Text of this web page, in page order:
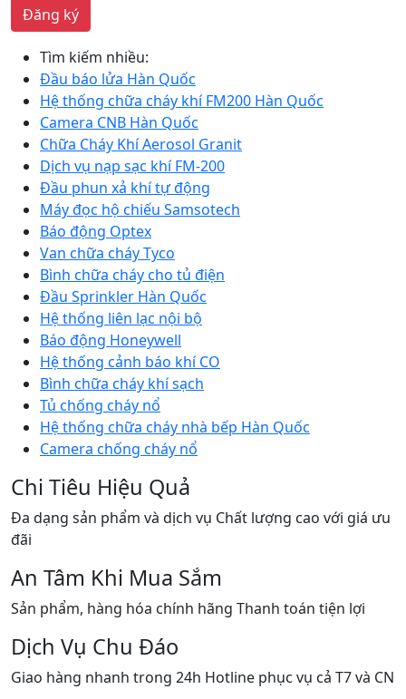
Đăng ký
Tìm kiếm nhiều:
Đầu báo lửa Hàn Quốc
Hệ thống chữa cháy khí FM200 Hàn Quốc
Camera CNB Hàn Quốc
Chữa Cháy Khí Aerosol Granit
Dịch vụ nạp sạc khí FM-200
Đầu phun xả khí tự động
Máy đọc hộ chiếu Samsotech
Báo động Optex
Van chữa cháy Tyco
Bình chữa cháy cho tủ điện
Đầu Sprinkler Hàn Quốc
Hệ thống liên lạc nội bộ
Báo động Honeywell
Hệ thống cảnh báo khí CO
Bình chữa cháy khí sạch
Tủ chống cháy nổ
Hệ thống chữa cháy nhà bếp Hàn Quốc
Camera chống cháy nổ
Chi Tiêu Hiệu Quả
Đa dạng sản phẩm và dịch vụ Chất lượng cao với giá ưu
đãi
An Tâm Khi Mua Sắm
Sản phẩm, hàng hóa chính hãng Thanh toán tiện lợi
Dịch Vụ Chu Đáo
Giao hàng nhanh trong 24h Hotline phục vụ cả T7 và CN